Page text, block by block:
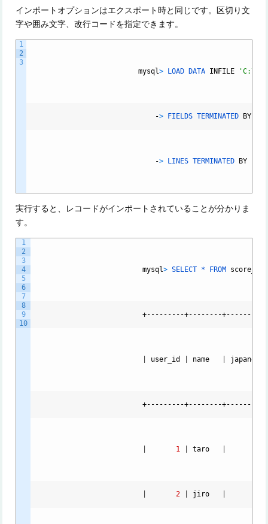
インポートオプションはエクスポート時と同じです。区切り文
字や囲み文字、改行コードを指定できます。
1
2
3
mysql> LOAD DATA INFILE
-> FIELDS TERMINATED BY
-> LINES TERMINATED BY
実行すると、レコードがインポートされていることが分かりま
す。
1
2
3
4
5
6
7
8
9
10
mysql> SELECT * FROM
+---------+--------
user_id name japanese
+---------+--------
1 taro
2 jiro